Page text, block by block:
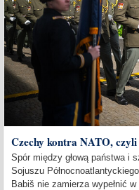
Czechy kontra NATO,
Spór między głową państwa i
Sojuszu
Babiš nie zamierza wypełnić w